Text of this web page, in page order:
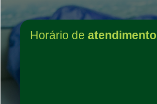
Horário de atendimento